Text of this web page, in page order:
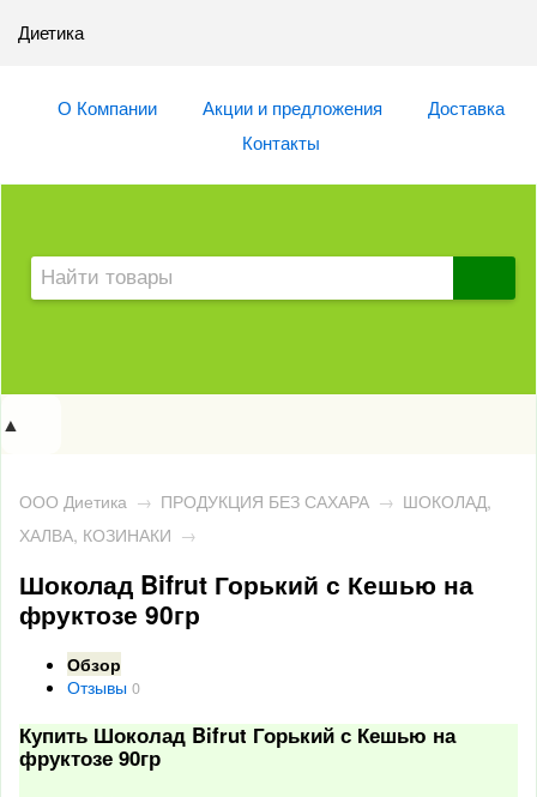
Диетика
О Компании Акции и предложения
Доставка
Контакты
▲
ООО Диетика → ПРОДУКЦИЯ БЕЗ САХАРА → ШОКОЛАД,
ХАЛВА, КОЗИНАКИ →
Шоколад Bifrut Горький с Кешью на
фруктозе 90гр
Обзор
Отзывы 0
Купить Шоколад Bifrut Горький с Кешью на
фруктозе 90гр